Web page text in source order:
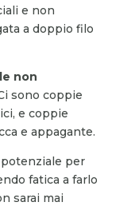
e non
a doppio filo
non
sono coppie
e coppie
e appagante.
per
fatica a farlo
sarai mai